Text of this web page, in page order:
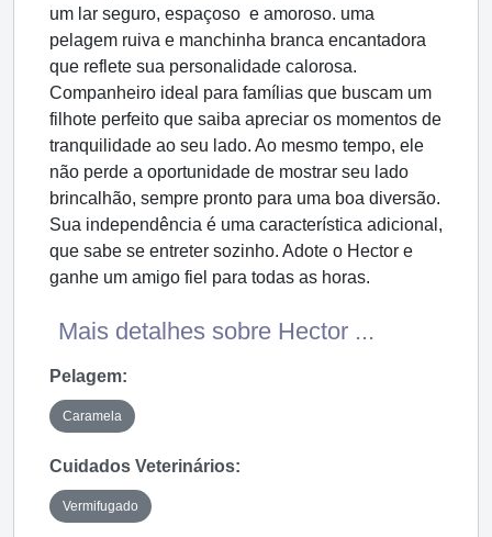
um lar seguro, espaçoso e amoroso. uma
pelagem ruiva e manchinha branca encantadora
que reflete sua personalidade calorosa.
Companheiro ideal para famílias que buscam um
filhote perfeito que saiba apreciar os momentos de
tranquilidade ao seu lado. Ao mesmo tempo, ele
não perde a oportunidade de mostrar seu lado
brincalhão, sempre pronto para uma boa diversão.
Sua independência é uma característica adicional,
que sabe se entreter sozinho. Adote o Hector e
ganhe um amigo fiel para todas as horas.
Mais detalhes sobre Hector ...
Pelagem:
Caramela
Cuidados Veterinários:
Vermifugado